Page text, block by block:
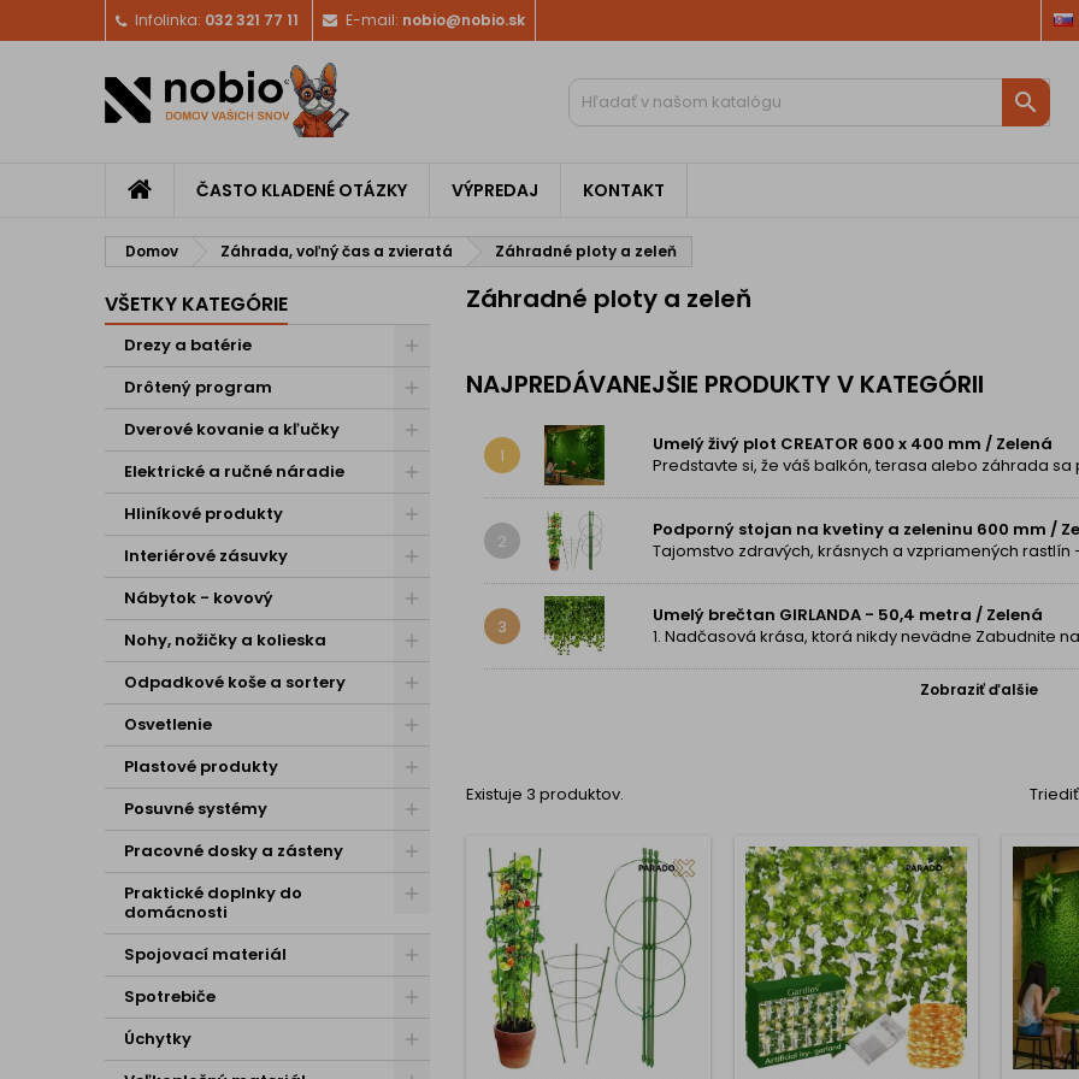
Infolinka: 032 321 77 11 E-mail: nobio@nobio.sk

ČASTO KLADENÉ OTÁZKY VÝPREDAJ KONTAKT
Domov Záhrada, voľný čas a zvieratá Záhradné ploty a zeleň
VŠETKY KATEGÓRIE
Drezy a batérie
Drôtený program
Dverové kovanie a kľučky
Elektrické a ručné náradie
Hliníkové produkty
Interiérové zásuvky
Nábytok - kovový
Nohy, nožičky a kolieska
Odpadkové koše a sortery
Osvetlenie
Plastové produkty
Posuvné systémy
Pracovné dosky a zásteny
Praktické doplnky do
domácnosti
Spojovací materiál
Spotrebiče
Úchytky
Záhradné ploty a zeleň
NAJPREDÁVANEJŠIE PRODUKTY V KATEGÓRII
1
Umelý živý plot CREATOR 600 x 400 mm / Zelená
2
Podporný stojan na kvetiny a zeleninu 600 mm /
3
Umelý brečtan GIRLANDA - 50,4 metra / Zelená
Zobraziť ďalšie
Existuje 3 produktov.